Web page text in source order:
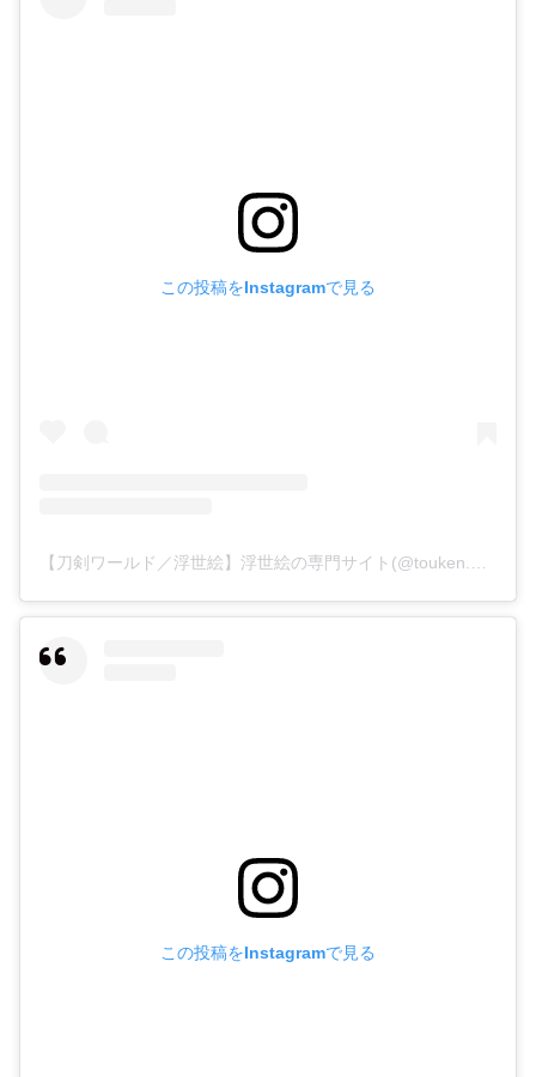
この投稿をInstagramで見る
この投稿をInstagramで見る